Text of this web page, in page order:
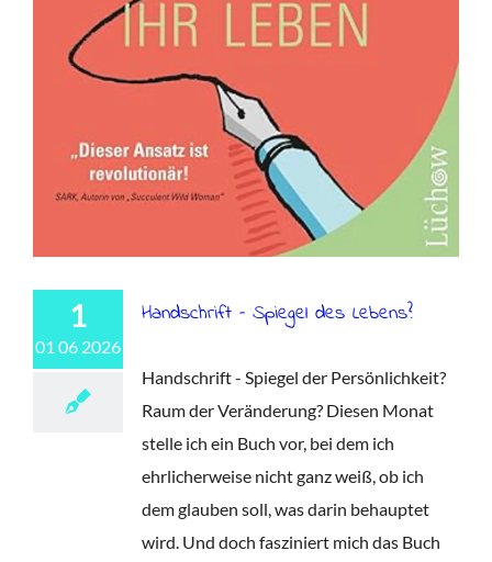
1
01 06 2026
Handschrift – Spiegel des Lebens?
Handschrift - Spiegel der Persönlichkeit?
Raum der Veränderung? Diesen Monat
stelle ich ein Buch vor, bei dem ich
ehrlicherweise nicht ganz weiß, ob ich
dem glauben soll, was darin behauptet
wird. Und doch fasziniert mich das Buch